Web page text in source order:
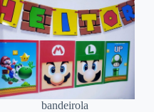
bandeirola